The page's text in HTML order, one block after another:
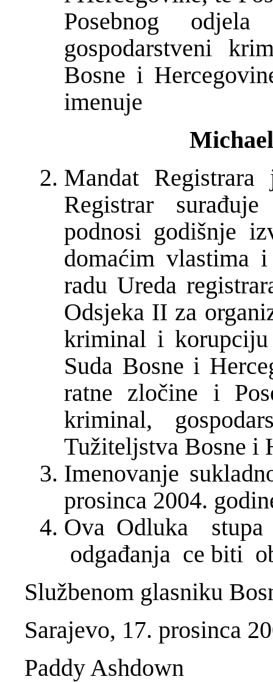
Posebnog
gospodarstveni
Bosne i
imenuje
Mandat Registrara
Registrar
podnosi godišnje
domaćim vlastima
radu Ureda
Odsjeka II za
kriminal i
Suda Bosne i
ratne zločine i
kriminal,
Tužiteljstva Bosne i
Imenovanje
prosinca 2004.
Ova Odluka
odgađanja се biti
Službenom glasniku
Sarajevo, 17. prosinca
Paddy Ashdown